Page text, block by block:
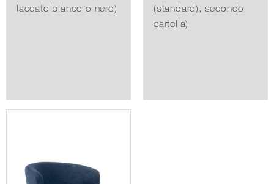
laccato bianco o nero)
(standard), secondo
cartella)